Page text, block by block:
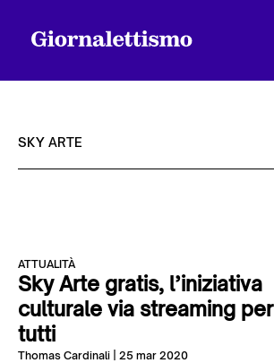
Chi siamo
Contatti
SKY ARTE
ATTUALITÀ
Sky Arte gratis, l’iniziativa
culturale via streaming per
tutti
Thomas Cardinali | 25 mar 2020